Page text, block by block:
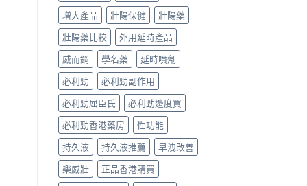
款
最
有
效？
用
家
實
測
與
選
購
指
南〉
中
增大產品
壯陽保健
壯陽藥
壯陽藥比較
外用延時產品
威而鋼
學名藥
延時噴劑
必利勁
必利勁副作用
必利勁屈臣氏
必利勁邊度買
必利勁香港藥房
性功能
持久液
持久液推薦
早洩改善
樂威壯
正品香港購買